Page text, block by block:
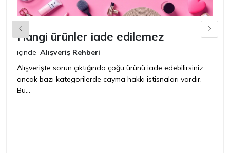
Hangi ürünler iade edilemez
içinde Alışveriş Rehberi
Alışverişte sorun çıktığında çoğu ürünü iade edebilirsiniz;
ancak bazı kategorilerde cayma hakkı istisnaları vardır.
Bu...